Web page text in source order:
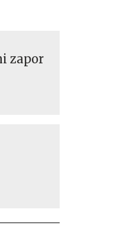
zapor